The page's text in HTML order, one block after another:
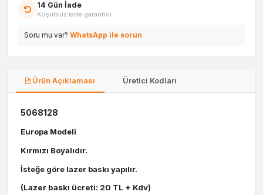
14 Gün İade
Koşulsuz iade garantisi
Soru mu var? WhatsApp ile sorun
Ürün Açıklaması Üretici Kodları
5068128
Europa Modeli
Kırmızı Boyalıdır.
İsteğe göre lazer baskı yapılır.
(Lazer baskı ücreti: 20 TL + Kdv)